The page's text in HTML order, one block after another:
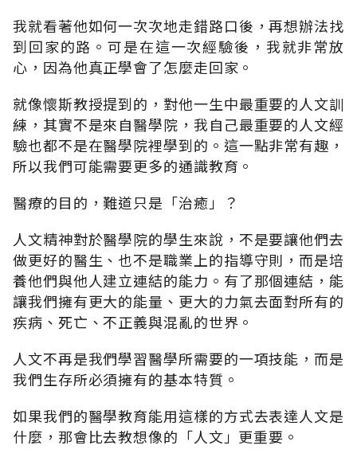
我就看著他如何一次次地走錯路口後，再想辦法找
到回家的路。可是在這一次經驗後，我就非常放
心，因為他真正學會了怎麼走回家。
就像懷斯教授提到的，對他一生中最重要的人文訓
練，其實不是來自醫學院，我自己最重要的人文經
驗也都不是在醫學院裡學到的。這一點非常有趣，
所以我們可能需要更多的通識教育。
醫療的目的，難道只是「治癒」？
人文精神對於醫學院的學生來說，不是要讓他們去
做更好的醫生、也不是職業上的指導守則，而是培
養他們與他人建立連結的能力。有了那個連結，能
讓我們擁有更大的能量、更大的力氣去面對所有的
疾病、死亡、不正義與混亂的世界。
人文不再是我們學習醫學所需要的一項技能，而是
我們生存所必須擁有的基本特質。
如果我們的醫學教育能用這樣的方式去表達人文是
什麼，那會比去教想像的「人文」更重要。